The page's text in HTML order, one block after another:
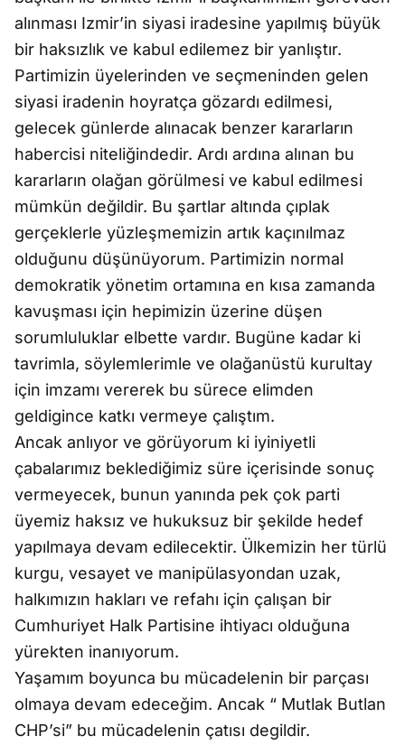
alınması Izmir’in siyasi iradesine yapılmış büyük
bir haksızlık ve kabul edilemez bir yanlıştır.
Partimizin üyelerinden ve seçmeninden gelen
siyasi iradenin hoyratça gözardı edilmesi,
gelecek günlerde alınacak benzer kararların
habercisi niteliğindedir. Ardı ardına alınan bu
kararların olağan görülmesi ve kabul edilmesi
mümkün değildir. Bu şartlar altında çıplak
gerçeklerle yüzleşmemizin artık kaçınılmaz
olduğunu düşünüyorum. Partimizin normal
demokratik yönetim ortamına en kısa zamanda
kavuşması için hepimizin üzerine düşen
sorumluluklar elbette vardır. Bugüne kadar ki
tavrimla, söylemlerimle ve olağanüstü kurultay
için imzamı vererek bu sürece elimden
geldigince katkı vermeye çalıştım.
Ancak anlıyor ve görüyorum ki iyiniyetli
çabalarımız beklediğimiz süre içerisinde sonuç
vermeyecek, bunun yanında pek çok parti
üyemiz haksız ve hukuksuz bir şekilde hedef
yapılmaya devam edilecektir. Ülkemizin her türlü
kurgu, vesayet ve manipülasyondan uzak,
halkımızın hakları ve refahı için çalışan bir
Cumhuriyet Halk Partisine ihtiyacı olduğuna
yürekten inanıyorum.
Yaşamım boyunca bu mücadelenin bir parçası
olmaya devam edeceğim. Ancak “ Mutlak Butlan
CHP’si” bu mücadelenin çatısı degildir.